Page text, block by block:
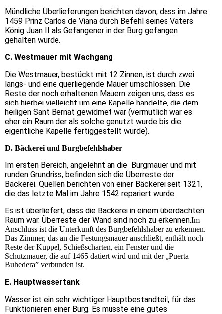
Mündliche Überlieferungen berichten davon, dass im Jahre
1459 Prinz Carlos de Viana durch Befehl seines Vaters
König Juan II als Gefangener in der Burg gefangen
gehalten wurde.
C. Westmauer mit Wachgang
Die Westmauer, bestückt mit 12 Zinnen, ist durch zwei
längs- und eine querliegende Mauer umschlossen. Die
Reste der noch erhaltenen Mauern zeigen uns, dass es
sich hierbei vielleicht um eine Kapelle handelte, die dem
heiligen Sant Bernat gewidmet war (vermutlich war es
eher ein Raum der als solche genutzt wurde bis die
eigentliche Kapelle fertiggestellt wurde).
D. Bäckerei und Burgbefehlshaber
Im ersten Bereich, angelehnt an die Burgmauer und mit
runden Grundriss, befinden sich die Überreste der
Bäckerei. Quellen berichten von einer Bäckerei seit 1321,
die das letzte Mal im Jahre 1542 repariert wurde.
Es ist überliefert, dass die Bäckerei in einem überdachten
Raum war. Überreste der Wand sind noch zu erkennen.Im
Anschluss ist die Unterkunft des Burgbefehlshaber zu erkennen.
Das Zimmer, das an die Festungsmauer anschließt, enthält noch
Reste der Kuppel, Schießscharten, ein Fenster und die
Schutzmauer, die auf 1465 datiert wird und mit der „Puerta
Buhedera” verbunden ist.
E. Hauptwassertank
Wasser ist ein sehr wichtiger Hauptbestandteil, für das
Funktionieren einer Burg. Es musste eine gutes